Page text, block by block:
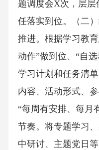
题调度会X次，层
任落实到位。（二
推进。根据学习教
动作”做到位、“自
学习计划和任务清
内容、活动形式、
“每周有安排、每月
节奏。将专题学习
中研讨、主题党日